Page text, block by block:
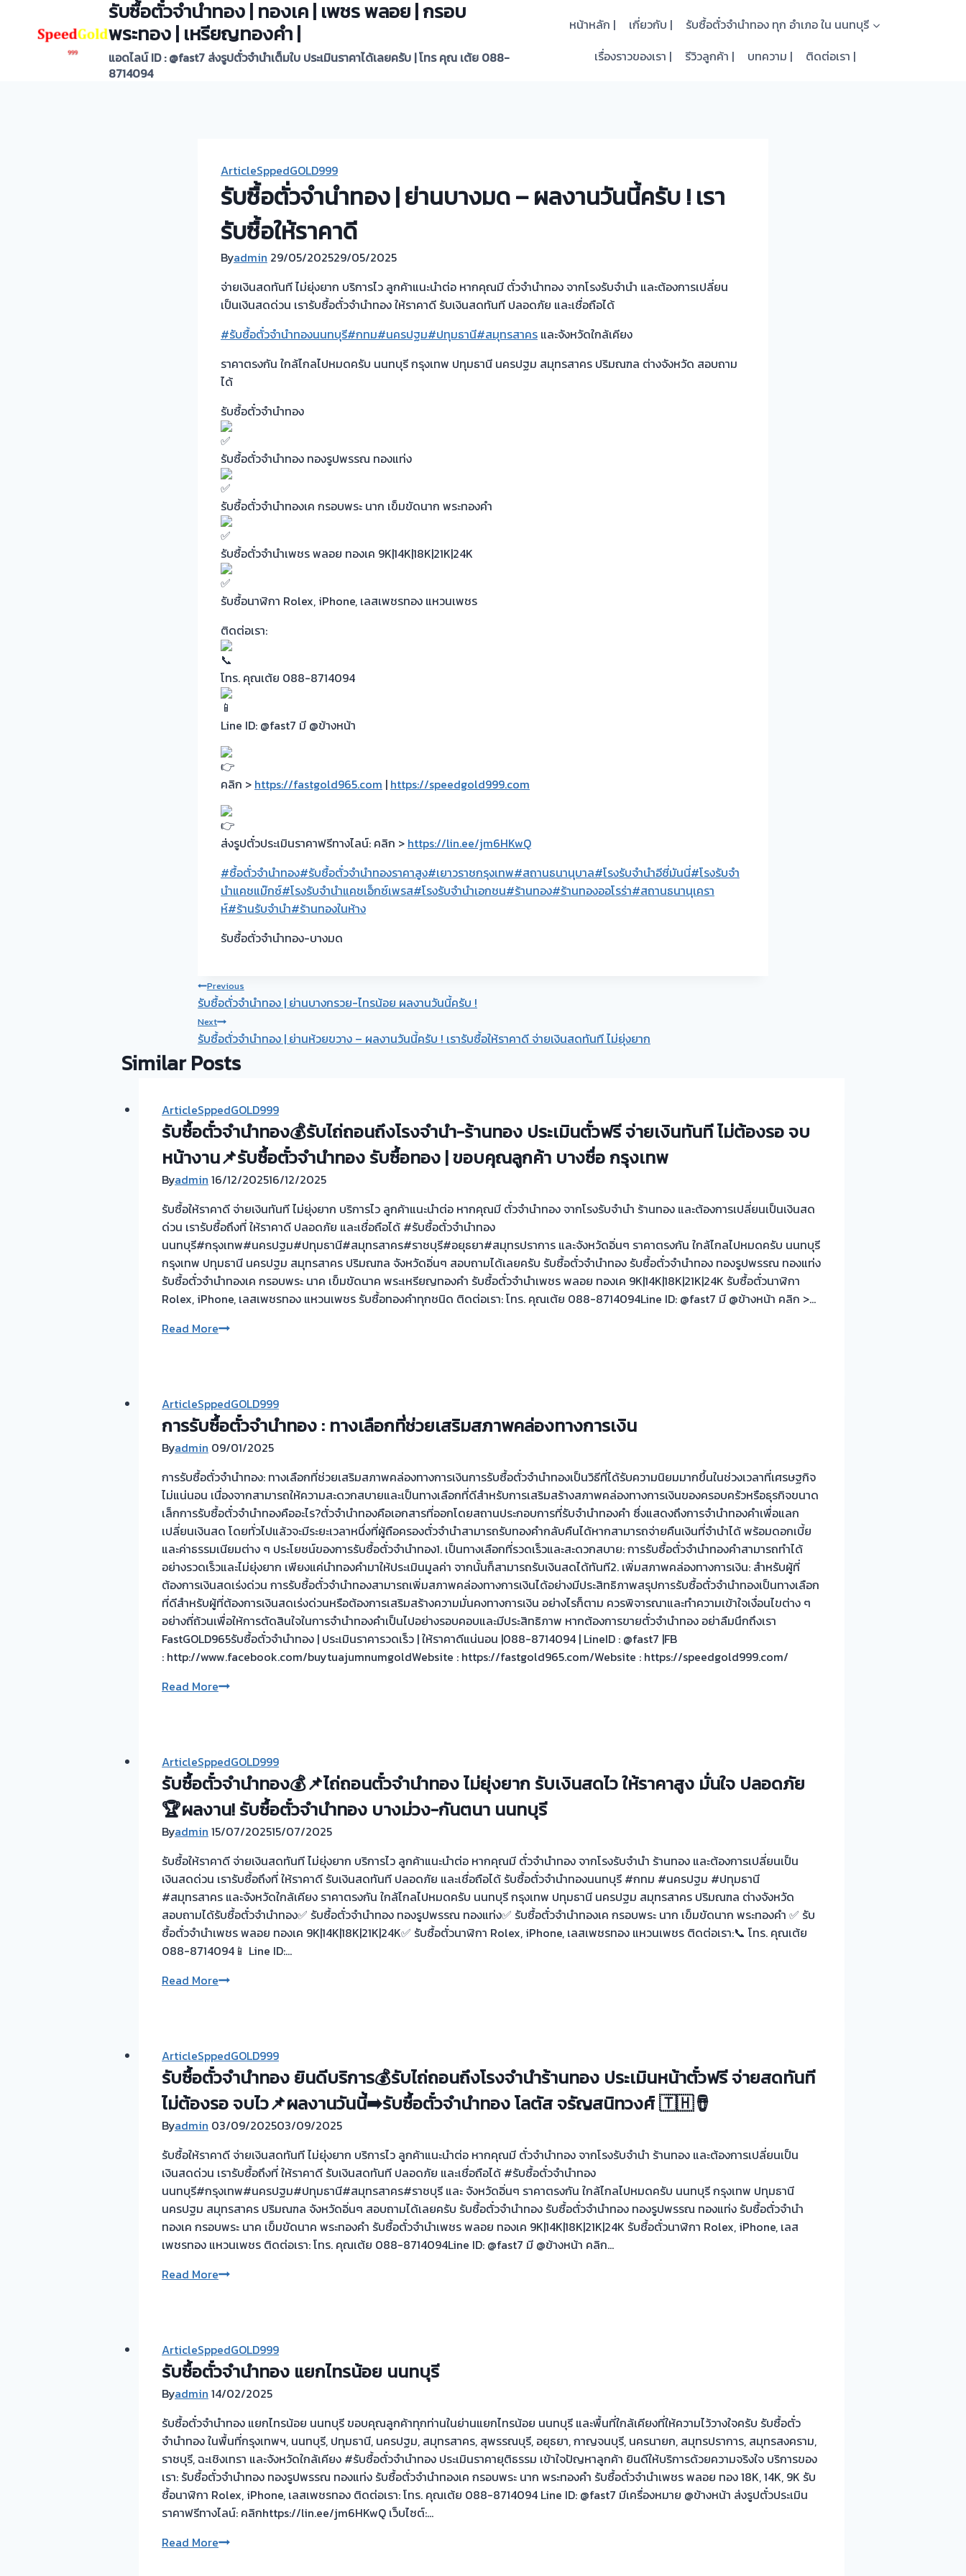
content
รับซื้อตั๋วจำนำทอง | ทองเค | เพชร พลอย | กรอบ
พระทอง | เหรียญทองคำ |
แอดไลน์ ID : @fast7 ส่งรูปตั๋วจำนำเต็มใบ ประเมินราคาได้เลยครับ | โทร คุณ เต้ย 088-
8714094
หน้าหลัก | เกี่ยวกับ |
รับซื้อตั๋วจำนำทอง ทุก อำเภอ ใน นนทบุรี
เรื่องราวของเรา |
รีวิวลูกค้า | บทความ | ติดต่อเรา |
ArticleSppedGOLD999
รับซื้อตั่วจำนำทอง | ย่านบางมด – ผลงานวันนี้ครับ ! เรา
รับซื้อให้ราคาดี
Byadmin 29/05/202529/05/2025
จ่ายเงินสดทันที ไม่ยุ่งยาก บริการไว ลูกค้าแนะนำต่อ หากคุณมี ตั๋วจำนำทอง จากโรงรับจำนำ และต้องการเปลี่ยน
เป็นเงินสดด่วน เรารับซื้อตั๋วจำนำทอง ให้ราคาดี รับเงินสดทันที ปลอดภัย และเชื่อถือได้
#รับซื้อตั๋วจำนำทองนนทบุรี#กทม#นครปฐม#ปทุมธานี#สมุทรสาคร และจังหวัดใกล้เคียง
ราคาตรงกัน ใกล้ไกลไปหมดครับ นนทบุรี กรุงเทพ ปทุมธานี นครปฐม สมุทรสาคร ปริมณฑล ต่างจังหวัด สอบถาม
ได้
รับซื้อตั๋วจำนำทอง
รับซื้อตั๋วจำนำทอง ทองรูปพรรณ ทองแท่ง
รับซื้อตั๋วจำนำทองเค กรอบพระ นาก เข็มขัดนาก พระทองคำ
รับซื้อตั๋วจำนำเพชร พลอย ทองเค 9K|14K|18K|21K|24K
รับซื้อนาฬิกา Rolex, iPhone, เลสเพชรทอง แหวนเพชร
ติดต่อเรา:
โทร. คุณเต้ย 088-8714094
Line ID: @fast7 มี @ข้างหน้า
คลิก > https://fastgold965.com | https://speedgold999.com
ส่งรูปตั๋วประเมินราคาฟรีทางไลน์: คลิก > https://lin.ee/jm6HKwQ
#ซื้อตั๋วจำนำทอง#รับซื้อตั๋วจำนำทองราคาสูง#เยาวราชกรุงเทพ#สถานธนานุบาล#โรงรับจำนำอีซี่มันนี่#โรงรับจำ
นำแคชแม๊กซ์#โรงรับจำนำแคชเอ็กซ์เพรส#โรงรับจำนำเอกชน#ร้านทอง#ร้านทองออโรร่า#สถานธนานุเครา
ห์#ร้านรับจำนำ#ร้านทองในห้าง
รับซื้อตั่วจำนำทอง-บางมด
Post
navigation
Previous
รับซื้อตั่วจำนำทอง | ย่านบางกรวย-ไทรน้อย ผลงานวันนี้ครับ !
Next
รับซื้อตั่วจำนำทอง | ย่านห้วยขวาง – ผลงานวันนี้ครับ ! เรารับซื้อให้ราคาดี จ่ายเงินสดทันที ไม่ยุ่งยาก
Similar Posts
ArticleSppedGOLD999
รับซื้อตั๋วจำนำทอง💰รับไถ่ถอนถึงโรงจำนำ-ร้านทอง ประเมินตั๋วฟรี จ่ายเงินทันที ไม่ต้องรอ จบ
หน้างาน📌รับซื้อตั๋วจำนำทอง รับซื้อทอง | ขอบคุณลูกค้า บางซื่อ กรุงเทพ
Byadmin 16/12/202516/12/2025
รับซื้อให้ราคาดี จ่ายเงินทันที ไม่ยุ่งยาก บริการไว ลูกค้าแนะนำต่อ หากคุณมี ตั๋วจำนำทอง จากโรงรับจำนำ ร้านทอง และต้องการเปลี่ยนเป็นเงินสด
ด่วน เรารับซื้อถึงที่ ให้ราคาดี ปลอดภัย และเชื่อถือได้ #รับซื้อตั๋วจำนำทอง
นนทบุรี#กรุงเทพ#นครปฐม#ปทุมธานี#สมุทรสาคร#ราชบุรี#อยุธยา#สมุทรปราการ และจังหวัดอิ่นๆ ราคาตรงกัน ใกล้ไกลไปหมดครับ นนทบุรี
กรุงเทพ ปทุมธานี นครปฐม สมุทรสาคร ปริมณฑล จังหวัดอิ่นๆ สอบถามได้เลยครับ รับซื้อตั๋วจำนำทอง รับซื้อตั๋วจำนำทอง ทองรูปพรรณ ทองแท่ง
รับซื้อตั๋วจำนำทองเค กรอบพระ นาค เข็มขัดนาค พระเหรียญทองคำ รับซื้อตั๋วจำนำเพชร พลอย ทองเค 9K|14K|18K|21K|24K รับซื้อตั๋วนาฬิกา
Rolex, iPhone, เลสเพชรทอง แหวนเพชร รับซื้อทองคำทุกชนิด ติดต่อเรา: โทร. คุณเต้ย 088-8714094Line ID: @fast7 มี @ข้างหน้า คลิก >…
Read Moreรับ
ทอง
💰
รับ
ไถ่ถอน
ถึง
โรง
จำนำ-
ร้าน
ทอง
ประเมิน
ตั๋ว
ฟรี
จ่าย
เงิน
ทันที
ต้อง
งาน
📌
รับ
ซื้อ
ตั๋ว
ทอง
รับ
ซื้อ
ทอง
|
ขอบคุณ
ลูกค้า
ArticleSppedGOLD999
การรับซื้อตั๋วจำนำทอง : ทางเลือกที่ช่วยเสริมสภาพคล่องทางการเงิน
Byadmin 09/01/2025
การรับซื้อตั๋วจำนำทอง: ทางเลือกที่ช่วยเสริมสภาพคล่องทางการเงินการรับซื้อตั๋วจำนำทองเป็นวิธีที่ได้รับความนิยมมากขึ้นในช่วงเวลาที่เศรษฐกิจ
ไม่แน่นอน เนื่องจากสามารถให้ความสะดวกสบายและเป็นทางเลือกที่ดีสำหรับการเสริมสร้างสภาพคล่องทางการเงินของครอบครัวหรือธุรกิจขนาด
เล็กการรับซื้อตั๋วจำนำทองคืออะไร?ตั๋วจำนำทองคือเอกสารที่ออกโดยสถานประกอบการที่รับจำนำทองคำ ซึ่งแสดงถึงการจำนำทองคำเพื่อแลก
เปลี่ยนเงินสด โดยทั่วไปแล้วจะมีระยะเวลาหนึ่งที่ผู้ถือครองตั๋วจำนำสามารถรับทองคำกลับคืนได้หากสามารถจ่ายคืนเงินที่จำนำได้ พร้อมดอกเบี้ย
และค่าธรรมเนียมต่าง ๆ ประโยชน์ของการรับซื้อตั๋วจำนำทอง1. เป็นทางเลือกที่รวดเร็วและสะดวกสบาย: การรับซื้อตั๋วจำนำทองคำสามารถทำได้
อย่างรวดเร็วและไม่ยุ่งยาก เพียงแค่นำทองคำมาให้ประเมินมูลค่า จากนั้นก็สามารถรับเงินสดได้ทันที2. เพิ่มสภาพคล่องทางการเงิน: สำหรับผู้ที่
ต้องการเงินสดเร่งด่วน การรับซื้อตั๋วจำนำทองสามารถเพิ่มสภาพคล่องทางการเงินได้อย่างมีประสิทธิภาพสรุปการรับซื้อตั๋วจำนำทองเป็นทางเลือก
ที่ดีสำหรับผู้ที่ต้องการเงินสดเร่งด่วนหรือต้องการเสริมสร้างความมั่นคงทางการเงิน อย่างไรก็ตาม ควรพิจารณาและทำความเข้าใจเงื่อนไขต่าง ๆ
อย่างถี่ถ้วนเพื่อให้การตัดสินใจในการจำนำทองคำเป็นไปอย่างรอบคอบและมีประสิทธิภาพ หากต้องการขายตั๋วจำนำทอง อย่าลืมนึกถึงเรา
FastGOLD965รับซื้อตั๋วจำนำทอง | ประเมินราคารวดเร็ว | ให้ราคาดีแน่นอน |088-8714094 | LineID : @fast7 |FB
: http://www.facebook.com/buytuajumnumgoldWebsite : https://fastgold965.com/Website : https://speedgold999.com/
Read Moreการ
จำนำ
ทอง
:
ทาง
เลือก
ช่วย
เสริม
สภาพ
คล่อง
ทางการ
เงิน
ArticleSppedGOLD999
รับซื้อตั๋วจำนำทอง💰📌ไถ่ถอนตั๋วจำนำทอง ไม่ยุ่งยาก รับเงินสดไว ให้ราคาสูง มั่นใจ ปลอดภัย
🏆ผลงาน! รับซื้อตั๋วจำนำทอง บางม่วง-กันตนา นนทบุรี
Byadmin 15/07/202515/07/2025
รับซื้อให้ราคาดี จ่ายเงินสดทันที ไม่ยุ่งยาก บริการไว ลูกค้าแนะนำต่อ หากคุณมี ตั๋วจำนำทอง จากโรงรับจำนำ ร้านทอง และต้องการเปลี่ยนเป็น
เงินสดด่วน เรารับซื้อถึงที่ ให้ราคาดี รับเงินสดทันที ปลอดภัย และเชื่อถือได้ รับซื้อตั๋วจำนำทองนนทบุรี #กทม #นครปฐม #ปทุมธานี
#สมุทรสาคร และจังหวัดใกล้เคียง ราคาตรงกัน ใกล้ไกลไปหมดครับ นนทบุรี กรุงเทพ ปทุมธานี นครปฐม สมุทรสาคร ปริมณฑล ต่างจังหวัด
สอบถามได้รับซื้อตั๋วจำนำทอง✅ รับซื้อตั๋วจำนำทอง ทองรูปพรรณ ทองแท่ง✅ รับซื้อตั๋วจำนำทองเค กรอบพระ นาก เข็มขัดนาก พระทองคำ ✅ รับ
ซื้อตั๋วจำนำเพชร พลอย ทองเค 9K|14K|18K|21K|24K✅ รับซื้อตั๋วนาฬิกา Rolex, iPhone, เลสเพชรทอง แหวนเพชร ติดต่อเรา:📞 โทร. คุณเต้ย
088-8714094📱 Line ID:…
Read Moreรับ
ทอง
💰
📌
ไถ่ถอน
ตั๋ว
ทอง
ไม่
ยุ่ง
ยาก
รับ
เงินสด
ไว
ให้
ปลอดภัย
🏆
ผล
รับ
ซื้อ
ตั๋ว
จำนำ
ทอง
บาง
ม่วง-
ArticleSppedGOLD999
รับซื้อตั๋วจำนำทอง ยินดีบริการ💰รับไถ่ถอนถึงโรงจำนำร้านทอง ประเมินหน้าตั๋วฟรี จ่ายสดทันที
ไม่ต้องรอ จบไว📌ผลงานวันนี้➡️รับซื้อตั๋วจำนำทอง โลตัส จรัญสนิทวงศ์ 🇹🇭🪘
Byadmin 03/09/202503/09/2025
รับซื้อให้ราคาดี จ่ายเงินสดทันที ไม่ยุ่งยาก บริการไว ลูกค้าแนะนำต่อ หากคุณมี ตั๋วจำนำทอง จากโรงรับจำนำ ร้านทอง และต้องการเปลี่ยนเป็น
เงินสดด่วน เรารับซื้อถึงที่ ให้ราคาดี รับเงินสดทันที ปลอดภัย และเชื่อถือได้ #รับซื้อตั๋วจำนำทอง
นนทบุรี#กรุงเทพ#นครปฐม#ปทุมธานี#สมุทรสาคร#ราชบุรี และ จังหวัดอิ่นๆ ราคาตรงกัน ใกล้ไกลไปหมดครับ นนทบุรี กรุงเทพ ปทุมธานี
นครปฐม สมุทรสาคร ปริมณฑล จังหวัดอิ่นๆ สอบถามได้เลยครับ รับซื้อตั๋วจำนำทอง รับซื้อตั๋วจำนำทอง ทองรูปพรรณ ทองแท่ง รับซื้อตั๋วจำนำ
ทองเค กรอบพระ นาค เข็มขัดนาค พระทองคำ รับซื้อตั๋วจำนำเพชร พลอย ทองเค 9K|14K|18K|21K|24K รับซื้อตั๋วนาฬิกา Rolex, iPhone, เลส
เพชรทอง แหวนเพชร ติดต่อเรา: โทร. คุณเต้ย 088-8714094Line ID: @fast7 มี @ข้างหน้า คลิก…
Read Moreรับ
ทอง
ยินดี
บริการ
💰
รับ
ไถ่ถอน
ถึง
โรง
จำนำ
ร้าน
ประเมิน
ArticleSppedGOLD999
รับซื้อตั๋วจำนำทอง แยกไทรน้อย นนทบุรี
Byadmin 14/02/2025
รับซื้อตั๋วจำนำทอง แยกไทรน้อย นนทบุรี ขอบคุณลูกค้าทุกท่านในย่านแยกไทรน้อย นนทบุรี และพื้นที่ใกล้เคียงที่ให้ความไว้วางใจครับ รับซื้อตั๋ว
จำนำทอง ในพื้นที่กรุงเทพฯ, นนทบุรี, ปทุมธานี, นครปฐม, สมุทรสาคร, สุพรรณบุรี, อยุธยา, กาญจนบุรี, นครนายก, สมุทรปราการ, สมุทรสงคราม,
ราชบุรี, ฉะเชิงเทรา และจังหวัดใกล้เคียง #รับซื้อตั๋วจำนำทอง ประเมินราคายุติธรรม เข้าใจปัญหาลูกค้า ยินดีให้บริการด้วยความจริงใจ บริการของ
เรา: รับซื้อตั๋วจำนำทอง ทองรูปพรรณ ทองแท่ง รับซื้อตั๋วจำนำทองเค กรอบพระ นาก พระทองคำ รับซื้อตั๋วจำนำเพชร พลอย ทอง 18K, 14K, 9K รับ
ซื้อนาฬิกา Rolex, iPhone, เลสเพชรทอง ติดต่อเรา: โทร. คุณเต้ย 088-8714094 Line ID: @fast7 มีเครื่องหมาย @ข้างหน้า ส่งรูปตั๋วประเมิน
ราคาฟรีทางไลน์: คลิกhttps://lin.ee/jm6HKwQ เว็บไซต์:…
Read Moreรับ